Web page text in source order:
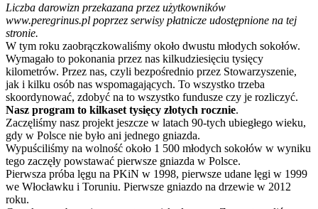
Liczba darowizn przekazana przez użytkowników
www.peregrinus.pl poprzez serwisy płatnicze udostępnione na tej
stronie.
W tym roku zaobrączkowaliśmy około dwustu młodych sokołów.
Wymagało to pokonania przez nas kilkudziesięciu tysięcy
kilometrów. Przez nas, czyli bezpośrednio przez Stowarzyszenie,
jak i kilku osób nas wspomagających. To wszystko trzeba
skoordynować, zdobyć na to wszystko fundusze czy je rozliczyć.
Nasz program to kilkaset tysięcy złotych rocznie.
Zaczęliśmy nasz projekt jeszcze w latach 90-tych ubiegłego wieku,
gdy w Polsce nie było ani jednego gniazda.
Wypuściliśmy na wolność około 1 500 młodych sokołów w wyniku
tego zaczęły powstawać pierwsze gniazda w Polsce.
Pierwsza próba lęgu na PKiN w 1998, pierwsze udane lęgi w 1999
we Włocławku i Toruniu. Pierwsze gniazdo na drzewie w 2012
roku.